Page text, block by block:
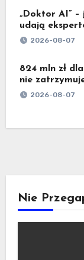
„Doktor AI”
udają
2026-08-07
824 mln zł
nie
2026-08-07
Nie